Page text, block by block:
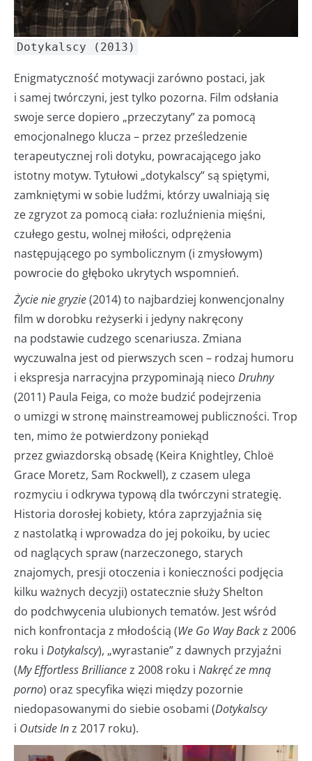
Dotykalscy (2013)
Enigmatyczność motywacji zarówno postaci, jak
i samej twórczyni, jest tylko pozorna. Film odsłania
swoje serce dopiero „przeczytany” za pomocą
emocjonalnego klucza – przez prześledzenie
terapeutycznej roli dotyku, powracającego jako
istotny motyw. Tytułowi „dotykalscy” są spiętymi,
zamkniętymi w sobie ludźmi, którzy uwalniają się
ze zgryzot za pomocą ciała: rozluźnienia mięśni,
czułego gestu, wolnej miłości, odprężenia
następującego po symbolicznym (i zmysłowym)
powrocie do głęboko ukrytych wspomnień.
Życie nie gryzie(2014) to najbardziej konwencjonalny
film w dorobku reżyserki i jedyny nakręcony
na podstawie cudzego scenariusza. Zmiana
wyczuwalna jest od pierwszych scen – rodzaj humoru
i ekspresja narracyjna przypominają nieco Druhny
(2011) Paula Feiga, co może budzić podejrzenia
o umizgi w stronę mainstreamowej publiczności. Trop
ten, mimo że potwierdzony poniekąd
przez gwiazdorską obsadę (Keira Knightley, Chloë
Grace Moretz, Sam Rockwell), z czasem ulega
rozmyciu i odkrywa typową dla twórczyni strategię.
Historia dorosłej kobiety, która zaprzyjaźnia się
z nastolatką i wprowadza do jej pokoiku, by uciec
od naglących spraw (narzeczonego, starych
znajomych, presji otoczenia i konieczności podjęcia
kilku ważnych decyzji) ostatecznie służy Shelton
do podchwycenia ulubionych tematów. Jest wśród
nich konfrontacja z młodością (We Go Way Backz 2006
roku i Dotykalscy), „wyrastanie” z dawnych przyjaźni
(My Effortless Brilliancez 2008 roku i Nakręć ze mną
porno) oraz specyfika więzi między pozornie
niedopasowanymi do siebie osobami (Dotykalscy
i Outside Inz 2017 roku).